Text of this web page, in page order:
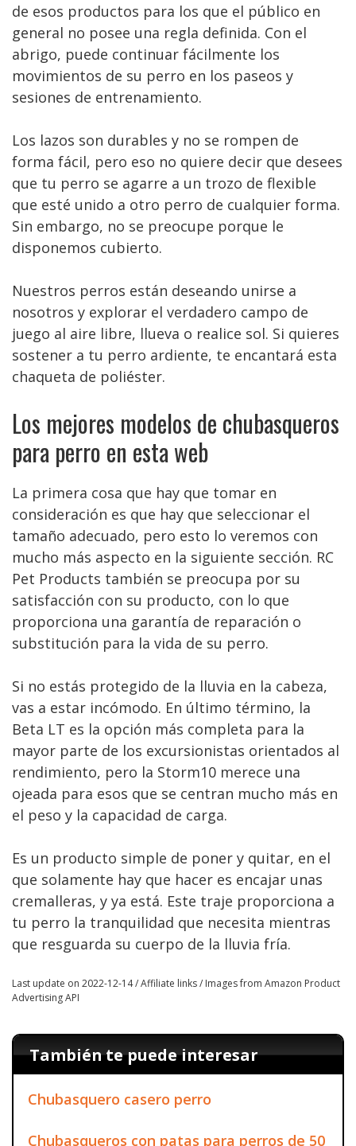
de esos productos para los que el público en
general no posee una regla definida. Con el
abrigo, puede continuar fácilmente los
movimientos de su perro en los paseos y
sesiones de entrenamiento.
Los lazos son durables y no se rompen de
forma fácil, pero eso no quiere decir que desees
que tu perro se agarre a un trozo de flexible
que esté unido a otro perro de cualquier forma.
Sin embargo, no se preocupe porque le
disponemos cubierto.
Nuestros perros están deseando unirse a
nosotros y explorar el verdadero campo de
juego al aire libre, llueva o realice sol. Si quieres
sostener a tu perro ardiente, te encantará esta
chaqueta de poliéster.
Los mejores modelos de chubasqueros
para perro en esta web
La primera cosa que hay que tomar en
consideración es que hay que seleccionar el
tamaño adecuado, pero esto lo veremos con
mucho más aspecto en la siguiente sección. RC
Pet Products también se preocupa por su
satisfacción con su producto, con lo que
proporciona una garantía de reparación o
substitución para la vida de su perro.
Si no estás protegido de la lluvia en la cabeza,
vas a estar incómodo. En último término, la
Beta LT es la opción más completa para la
mayor parte de los excursionistas orientados al
rendimiento, pero la Storm10 merece una
ojeada para esos que se centran mucho más en
el peso y la capacidad de carga.
Es un producto simple de poner y quitar, en el
que solamente hay que hacer es encajar unas
cremalleras, y ya está. Este traje proporciona a
tu perro la tranquilidad que necesita mientras
que resguarda su cuerpo de la lluvia fría.
Last update on 2022-12-14 / Affiliate links / Images from Amazon Product
Advertising API
También te puede interesar
Chubasquero casero perro
Chubasqueros con patas para perros de 50